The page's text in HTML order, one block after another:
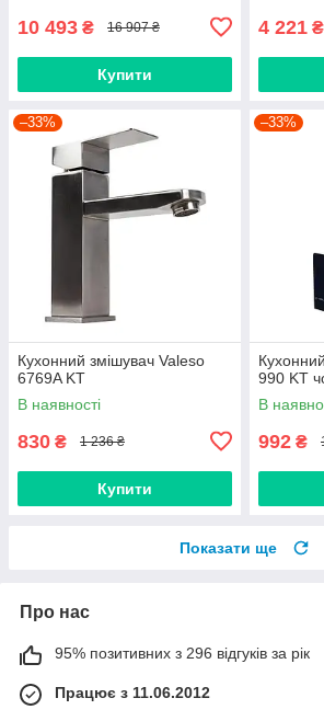
10 493 ₴ 16 907 ₴
Купити
4 221 ₴
–33%
Кухонний змішувач Valeso
6769A KT
В наявності
830 ₴ 1 236 ₴
Купити
–33%
990 KT
В
992 ₴
Показати ще
Про нас
95% позитивних з 296 відгуків за рік
Працює з 11.06.2012